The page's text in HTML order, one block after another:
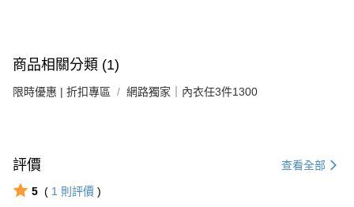
商品相關分類 (1)
限時優惠 | 折扣專區 網路獨家｜內衣任3件1300
評價 查看全部
5 ( 1 則評價 )